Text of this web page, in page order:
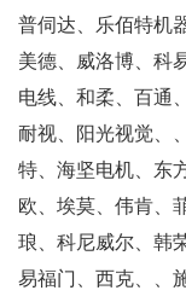
普伺达、乐佰特机
美德、威洛博、科
电线、和柔、百通
耐视、阳光视觉、
特、海坚电机、东
欧、埃莫、伟肯、
琅、科尼威尔、韩
易福门、西克、、